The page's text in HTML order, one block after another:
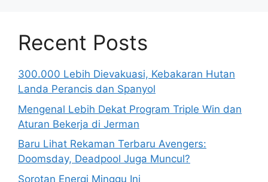
Recent Posts
300.000 Lebih Dievakuasi, Kebakaran Hutan
Landa Perancis dan Spanyol
Mengenal Lebih Dekat Program Triple Win dan
Aturan Bekerja di Jerman
Baru Lihat Rekaman Terbaru Avengers:
Doomsday, Deadpool Juga Muncul?
Sorotan Energi Minggu Ini